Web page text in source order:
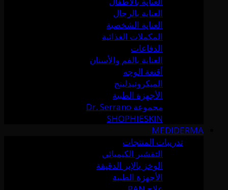
العناية بالرجال
العناية الشخصية
المكملات الغذائية
الدفاعات
العناية بالفم والأسنان
أقنعة الوجه
الميكرونيدلينج
الأجهزة الطبية
مجموعة Dr. Serrano
SHOPHIESKIN
MEDIDERMA
تدريبات المنتجات
التقشير الكيميائي
الوخز بالإبر الدقيقة
الأجهزة الطبية